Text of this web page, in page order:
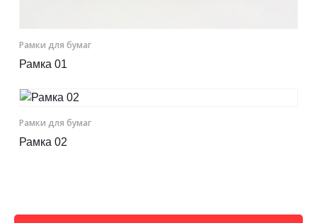
Рамки для бумаг
Рамка 01
Рамки для бумаг
Рамка 02